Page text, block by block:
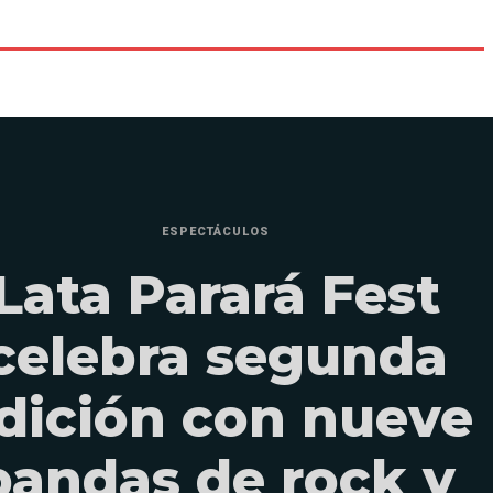
ESPECTÁCULOS
Parará Fest
segunda
con nueve
de rock y